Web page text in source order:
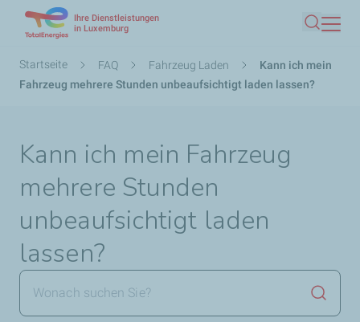
Inhalt
Ihre Dienstleistungen
in Luxemburg
Suche
Pfadnavigation
Startseite FAQ Fahrzeug Laden
Kann ich mein
Fahrzeug mehrere Stunden unbeaufsichtigt laden lassen?
Kann ich mein Fahrzeug
mehrere Stunden
unbeaufsichtigt laden
lassen?
Suche